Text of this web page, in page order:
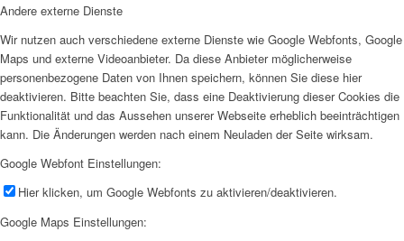
Andere externe Dienste
Wir nutzen auch verschiedene externe Dienste wie Google Webfonts, Google
Maps und externe Videoanbieter. Da diese Anbieter möglicherweise
personenbezogene Daten von Ihnen speichern, können Sie diese hier
deaktivieren. Bitte beachten Sie, dass eine Deaktivierung dieser Cookies die
Funktionalität und das Aussehen unserer Webseite erheblich beeinträchtigen
kann. Die Änderungen werden nach einem Neuladen der Seite wirksam.
Google Webfont Einstellungen:
Hier klicken, um Google Webfonts zu aktivieren/deaktivieren.
Google Maps Einstellungen: